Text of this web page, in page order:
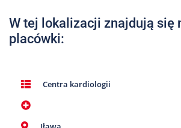
Kariera
W tej lokalizacji znajdują się
placówki:
Centra kardiologii